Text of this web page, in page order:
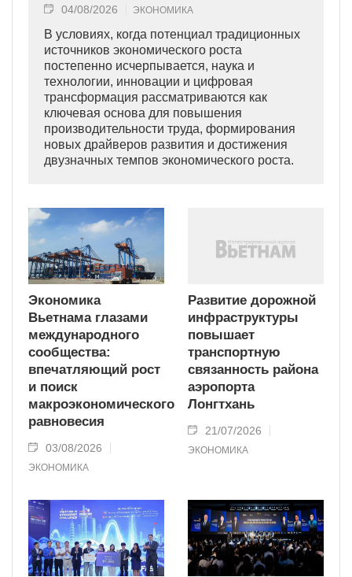
04/08/2026 ЭКОНОМИКА
В условиях, когда потенциал традиционных
источников экономического роста
постепенно исчерпывается, наука и
технологии, инновации и цифровая
трансформация рассматриваются как
ключевая основа для повышения
производительности труда, формирования
новых драйверов развития и достижения
двузначных темпов экономического роста.
Экономика
Вьетнама глазами
международного
сообщества:
впечатляющий рост
и поиск
макроэкономического
равновесия
03/08/2026
ЭКОНОМИКА
Развитие дорожной
инфраструктуры
повышает
транспортную
связанность района
аэропорта
Лонгтхань
21/07/2026
ЭКОНОМИКА